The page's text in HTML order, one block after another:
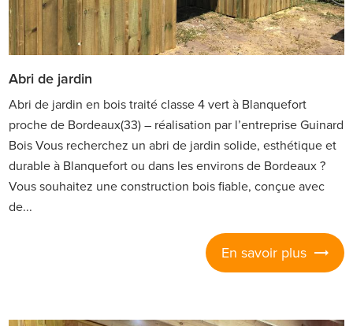
Abri de jardin
Abri de jardin en bois traité classe 4 vert à Blanquefort
proche de Bordeaux(33) – réalisation par l’entreprise Guinard
Bois Vous recherchez un abri de jardin solide, esthétique et
durable à Blanquefort ou dans les environs de Bordeaux ?
Vous souhaitez une construction bois fiable, conçue avec
de...
En savoir plus